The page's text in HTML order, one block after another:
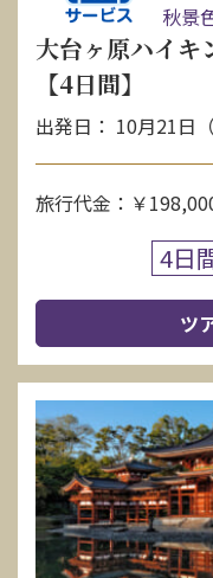
秋景
大台ヶ原ハイキ
【4日間】
出発日： 10月21日
旅行代金：￥
4日
ツ